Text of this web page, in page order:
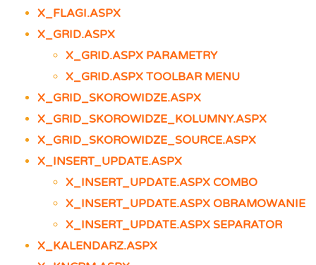
X_FLAGI.ASPX
X_GRID.ASPX
X_GRID.ASPX PARAMETRY
X_GRID.ASPX TOOLBAR MENU
X_GRID_SKOROWIDZE.ASPX
X_GRID_SKOROWIDZE_KOLUMNY.ASPX
X_GRID_SKOROWIDZE_SOURCE.ASPX
X_INSERT_UPDATE.ASPX
X_INSERT_UPDATE.ASPX COMBO
X_INSERT_UPDATE.ASPX OBRAMOWANIE
X_INSERT_UPDATE.ASPX SEPARATOR
X_KALENDARZ.ASPX